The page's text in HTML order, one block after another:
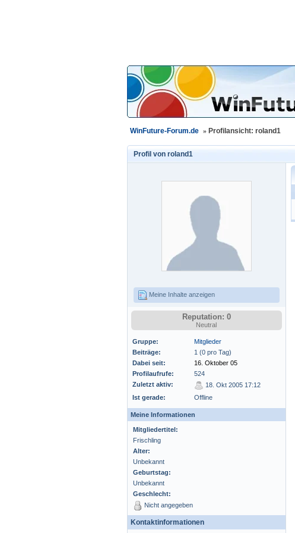
WinFuture-Forum.de » Profilansicht: roland1
Profil von roland1
Meine Inhalte anzeigen
Reputation: 0
Neutral
Gruppe:
Mitglieder
Beiträge:
1 (0 pro Tag)
Dabei seit:
16. Oktober 05
Profilaufrufe:
524
Zuletzt aktiv:
18. Okt 2005 17:12
Ist gerade:
Offline
Meine Informationen
Mitgliedertitel:
Frischling
Alter:
Unbekannt
Geburtstag:
Unbekannt
Geschlecht:
Nicht angegeben
Kontaktinformationen